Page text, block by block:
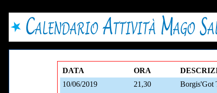
DATA ORA
10/06/2019
21,30
Borgis'Got